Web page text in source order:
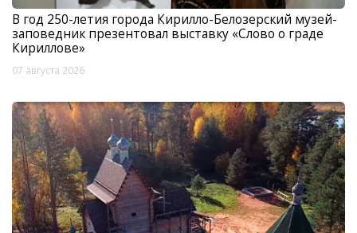
В год 250-летия города Кирилло-Белозерский музей-
заповедник презентовал выставку «Слово о граде
Кириллове»
07 августа 2026